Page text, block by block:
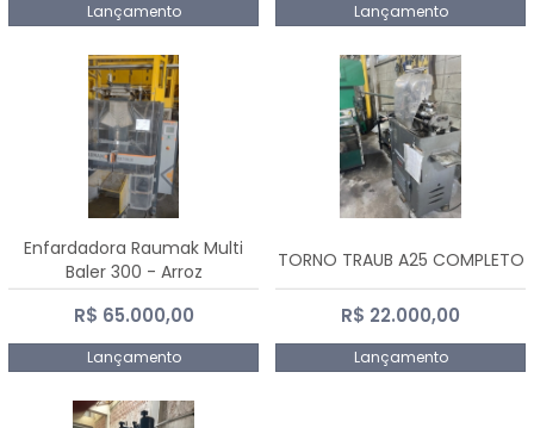
Lançamento Lançamento
Enfardadora Raumak Multi
Baler 300 - Arroz
R$ 65.000,00
Lançamento
TORNO TRAUB A25 COMPLETO
R$ 22.000,00
Lançamento